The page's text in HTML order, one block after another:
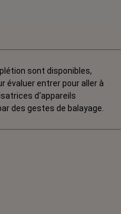
sont disponibles,
évaluer entrer pour aller à
d‘appareils
des gestes de balayage.